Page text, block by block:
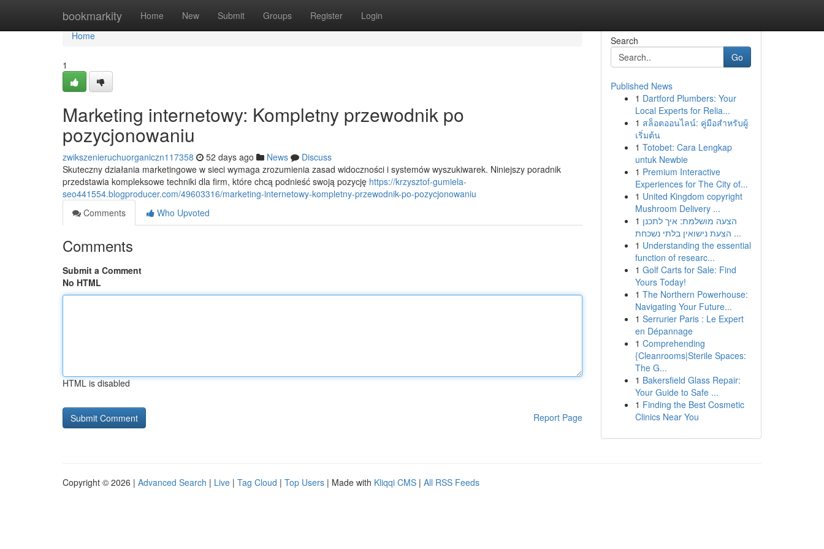
bookmarkity Home New Submit Groups Register Login
Home
Home
1
Marketing internetowy: Kompletny przewodnik po
pozycjonowaniu
zwikszenieruchuorganiczn117358 52 days ago News
Discuss
Skuteczny działania marketingowe w sieci wymaga zrozumienia zasad widoczności i systemów wyszukiwarek. Niniejszy poradnik
przedstawia kompleksowe techniki dla firm, które chcą podnieść swoją pozycję https://krzysztof-gumiela-
seo441554.blogproducer.com/49603316/marketing-internetowy-kompletny-przewodnik-po-pozycjonowaniu
Comments
Who Upvoted
Comments
Submit a Comment
No HTML
HTML is disabled
Report Page
Search
Go
Published News
1 Dartford Plumbers: Your
Local Experts for Relia...
1 สล็อตออนไลน์: คู่มือสำหรับผู้
เริ่มต้น
1 Totobet: Cara Lengkap
untuk Newbie
1 Premium Interactive
Experiences for The City of...
1 United Kingdom copyright
Mushroom Delivery ...
1 הצעה מושלמת: איך לתכנן
הצעת נישואין בלתי נשכחת ...
1 Understanding the essential
function of researc...
1 Golf Carts for Sale: Find
Yours Today!
1 The Northern Powerhouse:
Navigating Your Future...
1 Serrurier Paris : Le Expert
en Dépannage
1 Comprehending
{Cleanrooms|Sterile Spaces:
The G...
1 Bakersfield Glass Repair:
Your Guide to Safe ...
1 Finding the Best Cosmetic
Clinics Near You
Copyright © 2026 | Advanced Search | Live | Tag Cloud | Top Users | Made with Kliqqi CMS | All RSS Feeds